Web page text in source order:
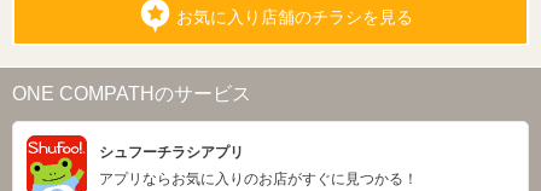
お気に入り店舗のチラシを見る
ONE COMPATHのサービス
シュフーチラシアプリ
アプリならお気に入りのお店がすぐに見つかる！